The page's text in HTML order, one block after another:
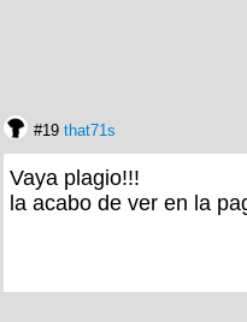
#19 that71s
Vaya plagio!!!
la acabo de ver en la